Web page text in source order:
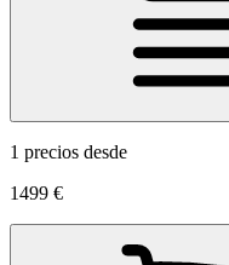
1 precios desde
1499 €